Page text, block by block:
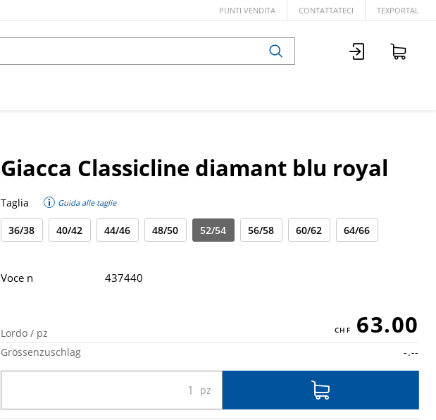
PUNTI VENDITA CONTATTATECI TEXPORTAL
Giacca Classicline diamant blu royal
Taglia Guida alle taglie
36/38 40/42 44/46 48/50 52/54 56/58 60/62 64/66
Lordo / pz 63.00
Grössenzuschlag -.--
Voce n 437440